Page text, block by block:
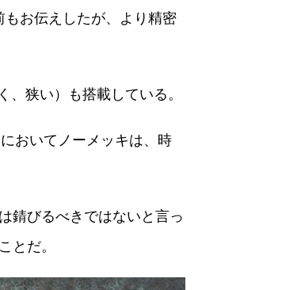
お伝えしたが、より精密
狭い）も搭載している。
おいてノーメッキは、時
錆びるべきではないと言っ
とだ。